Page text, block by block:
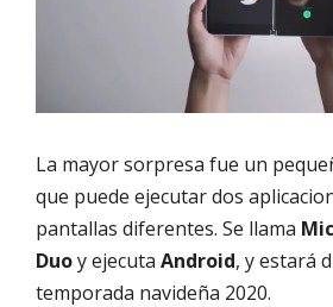
La mayor sorpresa fue un
que puede ejecutar dos
pantallas diferentes. Se llama
Duoy ejecuta Android, y estará
temporada navideña 2020.